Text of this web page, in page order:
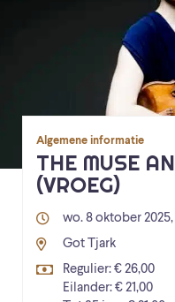
Algemene informatie
THE MUSE
(VROEG)
wo. 8 oktober 2025,
Got Tjark
Regulier: € 26,00
Eilander: € 21,00